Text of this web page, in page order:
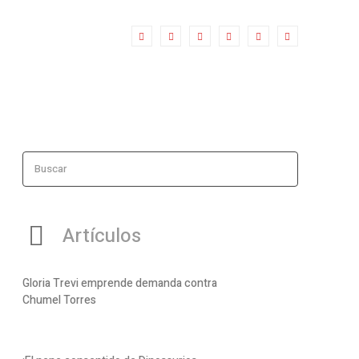
Buscar
Artículos
Gloria Trevi emprende demanda contra
Chumel Torres